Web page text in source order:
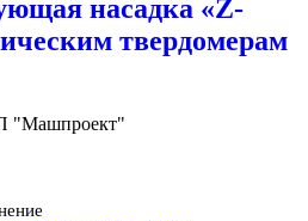
насадка «Z-
твердомерам
"Машпроект"